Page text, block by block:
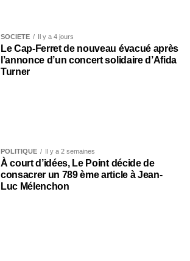
SOCIÉTÉ Il y a 4 jours
Le Cap-Ferret de nouveau évacué après
l’annonce d’un concert solidaire d’Afida
Turner
POLITIQUE Il y a 2 semaines
À court d’idées, Le Point décide de
consacrer un 789 ème article à Jean-
Luc Mélenchon